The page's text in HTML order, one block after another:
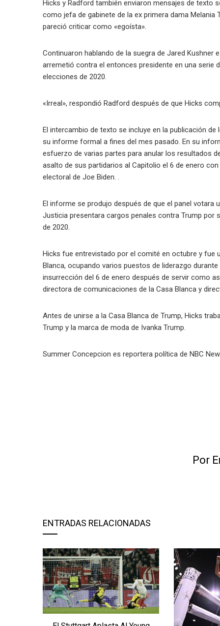
Hicks y Radford también enviaron mensajes de texto
como jefa de gabinete de la ex primera dama Melania
pareció criticar como «egoísta».
Continuaron hablando de la suegra de Jared Kushner
arremetió contra el entonces presidente en una serie
elecciones de 2020.
«Irreal», respondió Radford después de que Hicks
El intercambio de texto se incluye en la publicación
su informe formal a fines del mes pasado. En su
esfuerzo de varias partes para anular los resultados
asalto de sus partidarios al Capitolio el 6 de enero
electoral de Joe Biden. .
El informe se produjo después de que el panel votara
Justicia presentara cargos penales contra Trump por
de 2020.
Hicks fue entrevistado por el comité en octubre y fue
Blanca, ocupando varios puestos de liderazgo
insurrección del 6 de enero después de servir como
directora de comunicaciones de la Casa Blanca y
Antes de unirse a la Casa Blanca de Trump, Hicks
Trump y la marca de moda de Ivanka Trump.
Summer Concepcion es reportera política de NBC
Por
ENTRADAS RELACIONADAS